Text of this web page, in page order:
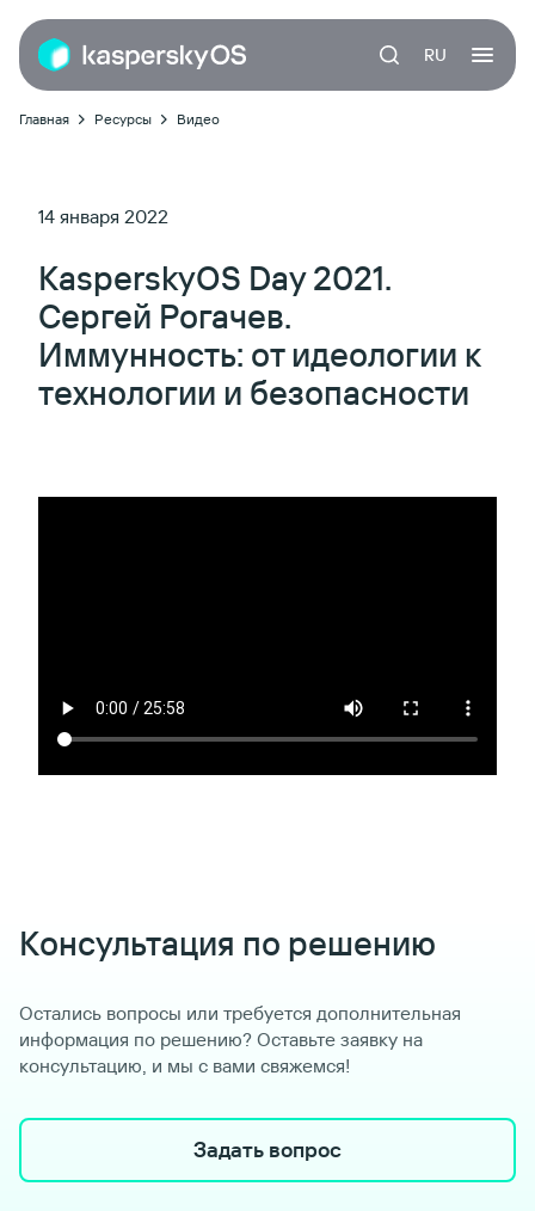
RU
Главная Ресурсы Видео
14 января 2022
KasperskyOS Day 2021.
Сергей Рогачев.
Иммунность: от идеологии к
технологии и безопасности
Консультация по решению
Остались вопросы или требуется дополнительная
информация по решению? Оставьте заявку на
консультацию, и мы с вами свяжемся!
Задать вопрос